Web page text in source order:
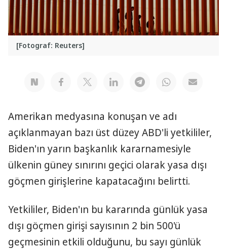
[Fotograf: Reuters]
Amerikan medyasına konuşan ve adı
açıklanmayan bazı üst düzey ABD'li yetkililer,
Biden'ın yarın başkanlık kararnamesiyle
ülkenin güney sınırını geçici olarak yasa dışı
göçmen girişlerine kapatacağını belirtti.
Yetkililer, Biden'ın bu kararında günlük yasa
dışı göçmen girişi sayısının 2 bin 500'ü
geçmesinin etkili olduğunu, bu sayı günlük